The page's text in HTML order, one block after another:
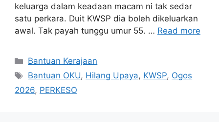
keluarga dalam keadaan macam ni tak sedar
satu perkara. Duit KWSP dia boleh dikeluarkan
awal. Tak payah tunggu umur 55. … Read more
Categories
Bantuan Kerajaan
Tags
Bantuan OKU, Hilang Upaya, KWSP, Ogos
2026, PERKESO